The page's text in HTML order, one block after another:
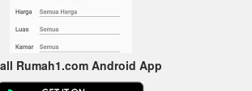
Rumah1.com Android App